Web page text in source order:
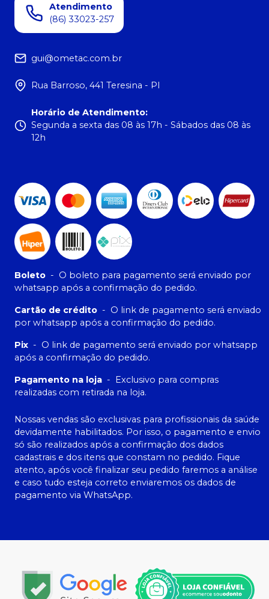
Atendimento
(86) 33023-257
gui@ometac.com.br
Rua Barroso, 441 Teresina - PI
Horário de Atendimento:
Segunda a sexta das 08 às 17h - Sábados das 08 às
12h
Boleto - O boleto para pagamento será enviado por
whatsapp após a confirmação do pedido.
Cartão de crédito - O link de pagamento será enviado
por whatsapp após a confirmação do pedido.
Pix - O link de pagamento será enviado por whatsapp
após a confirmação do pedido.
Pagamento na loja - Exclusivo para compras
realizadas com retirada na loja.
Nossas vendas são exclusivas para profissionais da saúde
devidamente habilitados. Por isso, o pagamento e envio
só são realizados após a confirmação dos dados
cadastrais e dos itens que constam no pedido. Fique
atento, após você finalizar seu pedido faremos a análise
e caso tudo esteja correto enviaremos os dados de
pagamento via WhatsApp.